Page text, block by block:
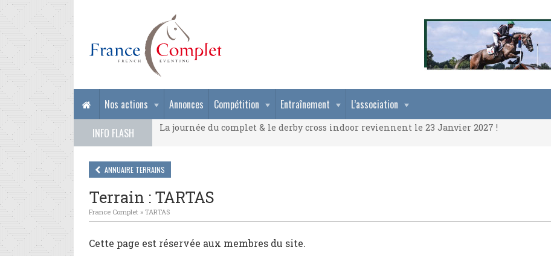
Nos actions Annonces Compétition Entraînement
L’association
INFO FLASH
La journée du complet & le derby cross indoor reviennent le 23 Janvier 2027 !
La journée du complet & le derby cross indoor reviennent le 23 Janvier 2027 !
ANNUAIRE TERRAINS
Terrain : TARTAS
France Complet » TARTAS
Cette page est réservée aux membres du site.